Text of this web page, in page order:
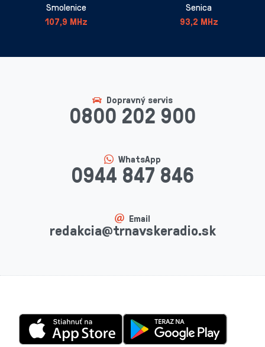
Smolenice
107,9 MHz
Senica
93,2 MHz
Dopravný servis
0800 202 900
WhatsApp
0944 847 846
Email
redakcia@trnavskeradio.sk